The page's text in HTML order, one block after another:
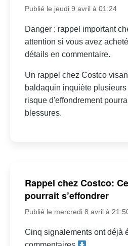
Publié le jeudi 9 avril à 01:24
Danger : rappel important
attention si vous avez
détails en commentaire.
Un rappel chez Costco
baldaquin inquiète
risque d'effondrement
blessures.
Rappel chez Costco:
pourrait s’effondrer
Publié le mercredi 8 avril à
Cinq signalements ont déjà